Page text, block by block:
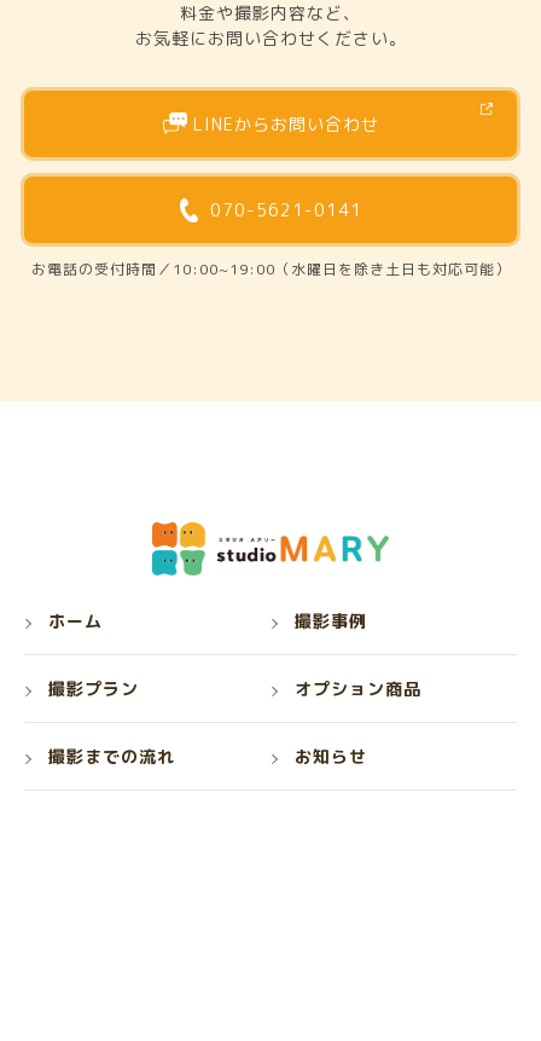
料金や撮影内容など、
お気軽にお問い合わせください。
LINEからお問い合わせ
070-5621-0141
お電話の受付時間／10:00~19:00（水曜日を除き土日も対応可能）
ホーム 撮影事例
撮影プラン オプション商品
撮影までの流れ お知らせ